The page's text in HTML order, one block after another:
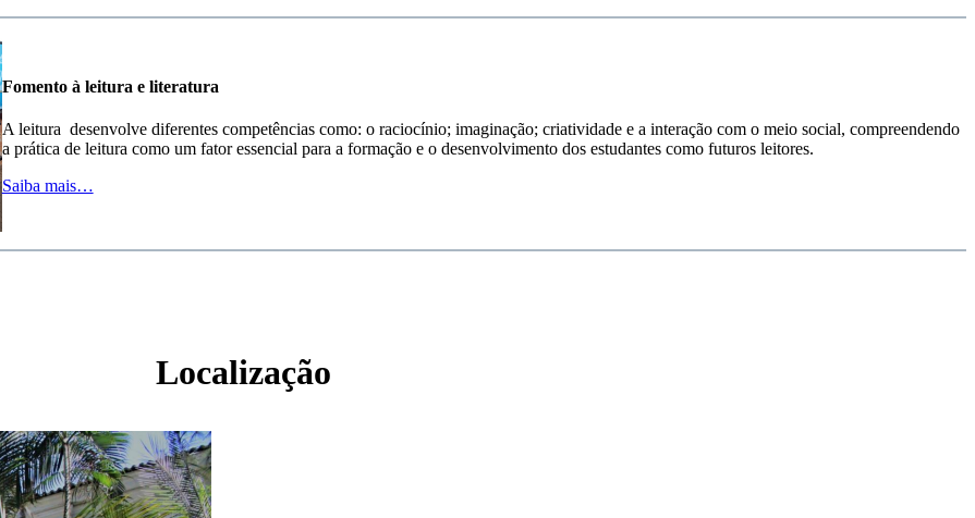
Fomento à leitura e literatura
A leitura desenvolve diferentes competências como: o raciocínio; imaginação; criatividade e a interação com o meio social, compreendendo
a prática de leitura como um fator essencial para a formação e o desenvolvimento dos estudantes como futuros leitores.
Saiba mais…
Localização